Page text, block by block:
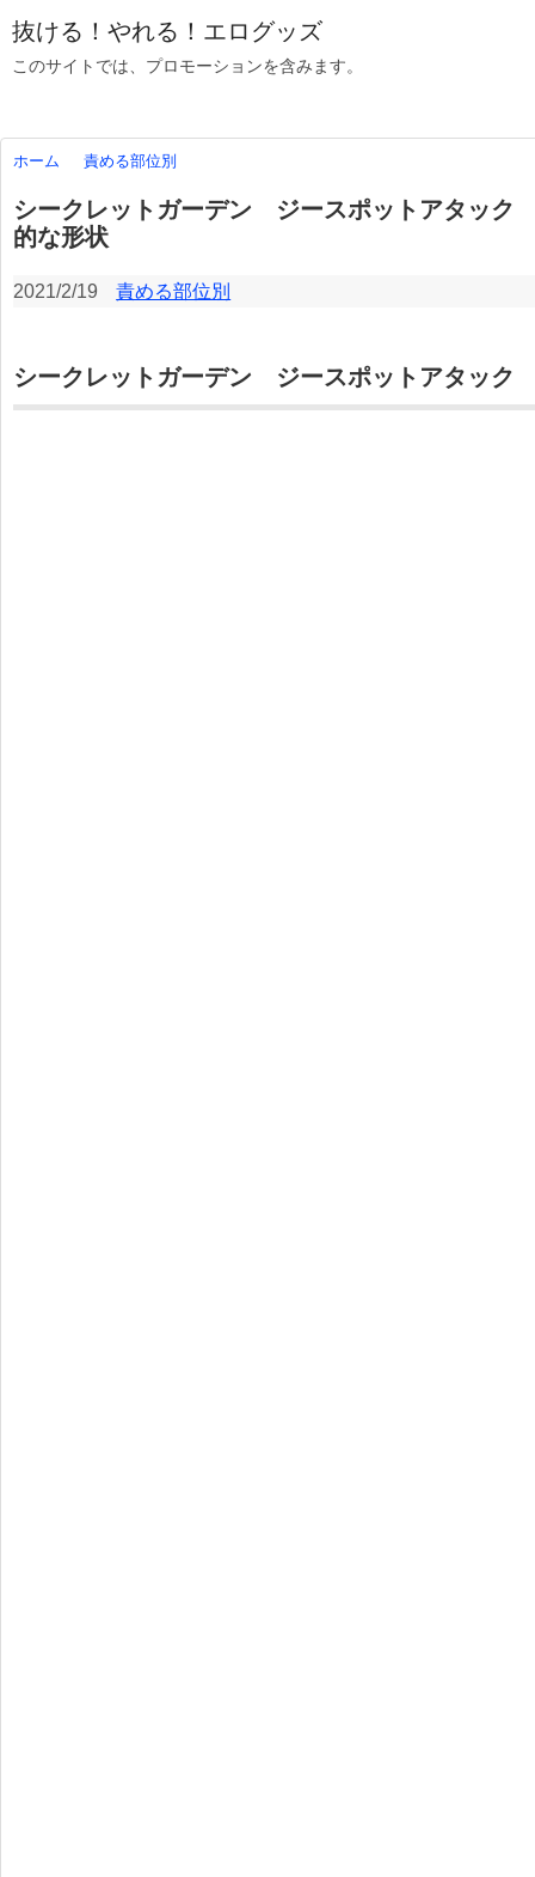
抜ける！やれる！エログッズ
このサイトでは、プロモーションを含みます。
ホーム 責める部位別
シークレットガーデン ジースポットアタッ
的な形状
2021/2/19 責める部位別
シークレットガーデン ジースポットアタック